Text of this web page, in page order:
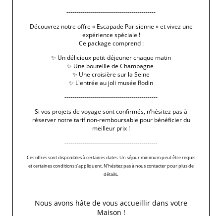
FOIRE DE PARIS
NOS ADRESSES GOURMANDES
L’événement incontournable du printemps!
---------------------------------------------
Découvrez notre offre « Escapade Parisienne » et vivez une
expérience spéciale !
Ce package comprend :
✨ Un délicieux petit-déjeuner chaque matin
✨ Une bouteille de Champagne
✨ Une croisière sur la Seine
✨ L'entrée au joli musée Rodin
-----------------------------------------------
Si vos projets de voyage sont confirmés, n’hésitez pas à
réserver notre tarif non-remboursable pour bénéficier du
meilleur prix !
-----------------------------------------------
Ces offres sont disponibles à certaines dates. Un séjour minimum peut être requis
et certaines conditions s’appliquent. N’hésitez pas à nous contacter pour plus de
détails.
Nous avons hâte de vous accueillir dans votre
Maison !